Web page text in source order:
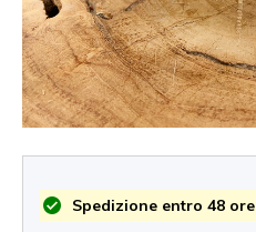
Spedizione entro 48 ore